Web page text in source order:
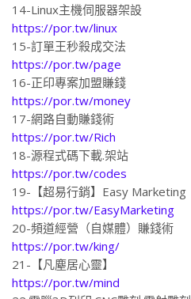
14-Linux主機伺服器架設
https://por.tw/linux
15-訂單王秒殺成交法
https://por.tw/page
16-正印專案加盟賺錢
https://por.tw/money
17-網路自動賺錢術
https://por.tw/Rich
18-源程式碼下載.架站
https://por.tw/codes
19-【超易行銷】Easy Marketing
https://por.tw/EasyMarketing
20-頻道經營（自媒體）賺錢術
https://por.tw/king/
21-【凡塵居心靈】
https://por.tw/mind